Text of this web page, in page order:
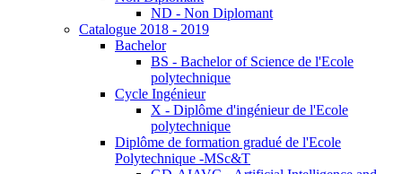
ND - Non Diplomant
Catalogue 2018 - 2019
Bachelor
BS - Bachelor of Science de l'Ecole
polytechnique
Cycle Ingénieur
X - Diplôme d'ingénieur de l'Ecole
polytechnique
Diplôme de formation gradué de l'Ecole
Polytechnique -MSc&T